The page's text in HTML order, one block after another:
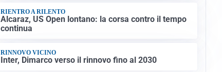
RIENTRO A RILENTO
Alcaraz, US Open lontano: la corsa contro il tempo
continua
RINNOVO VICINO
Inter, Dimarco verso il rinnovo fino al 2030